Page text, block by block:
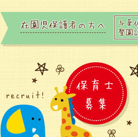
在園児保護者の方へ
与薬
登園
保育士
募集
recruit!